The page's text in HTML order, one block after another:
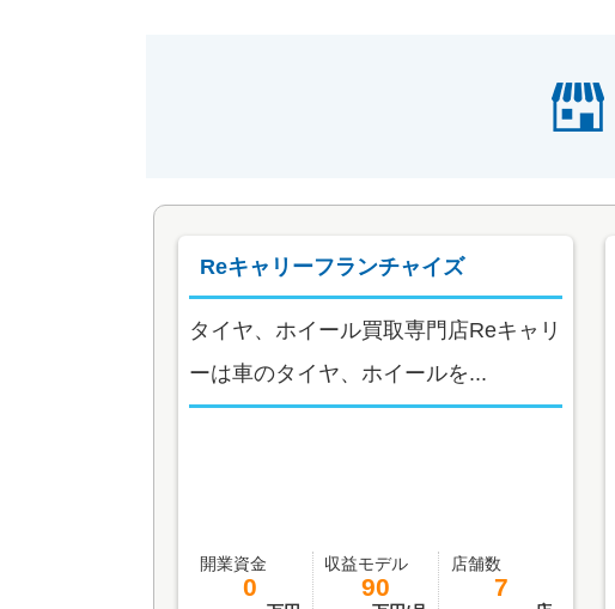
Reキャリーフランチャイズ
タイヤ、ホイール買取専門店Reキャリ
ーは車のタイヤ、ホイールを...
開業資金
0
収益モデル
90
店舗数
7